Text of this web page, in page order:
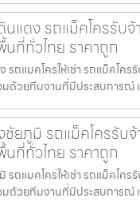
แดง รถแม็คโครรับจ้
นที่ทั่วไทย ราคาถูก
ถแมคโครให้เช่า รถแม็คโคร
มด้วยทีมงานที่มีประสบการณ์
ชัยภูมิ รถแม็คโครรับ
นที่ทั่วไทย ราคาถูก
ถแมคโครให้เช่า รถแม็คโคร
มด้วยทีมงานที่มีประสบการณ์